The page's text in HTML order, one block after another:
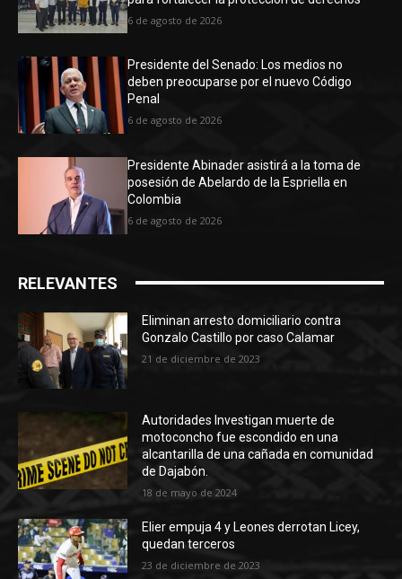
6 de agosto de 2026
Presidente del Senado: Los medios no
deben preocuparse por el nuevo Código
Penal
6 de agosto de 2026
Presidente Abinader asistirá a la toma de
posesión de Abelardo de la Espriella en
Colombia
6 de agosto de 2026
RELEVANTES
Eliminan arresto domiciliario contra
Gonzalo Castillo por caso Calamar
21 de diciembre de 2023
Autoridades Investigan muerte de
motoconcho fue escondido en una
alcantarilla de una cañada en comunidad
de Dajabón.
18 de mayo de 2024
Elier empuja 4 y Leones derrotan Licey,
quedan terceros
23 de diciembre de 2023